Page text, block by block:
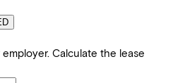
Calculate the lease